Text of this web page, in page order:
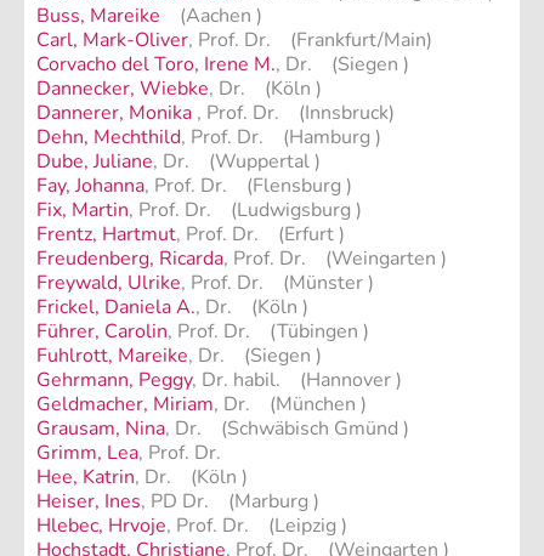
Buss, Mareike (Aachen )
Carl, Mark-Oliver, Prof. Dr. (Frankfurt/Main)
Corvacho del Toro, Irene M., Dr. (Siegen )
Dannecker, Wiebke, Dr. (Köln )
Dannerer, Monika , Prof. Dr. (Innsbruck)
Dehn, Mechthild, Prof. Dr. (Hamburg )
Dube, Juliane, Dr. (Wuppertal )
Fay, Johanna, Prof. Dr. (Flensburg )
Fix, Martin, Prof. Dr. (Ludwigsburg )
Frentz, Hartmut, Prof. Dr. (Erfurt )
Freudenberg, Ricarda, Prof. Dr. (Weingarten )
Freywald, Ulrike, Prof. Dr. (Münster )
Frickel, Daniela A., Dr. (Köln )
Führer, Carolin, Prof. Dr. (Tübingen )
Fuhlrott, Mareike, Dr. (Siegen )
Gehrmann, Peggy, Dr. habil. (Hannover )
Geldmacher, Miriam, Dr. (München )
Grausam, Nina, Dr. (Schwäbisch Gmünd )
Grimm, Lea, Prof. Dr.
Hee, Katrin, Dr. (Köln )
Heiser, Ines, PD Dr. (Marburg )
Hlebec, Hrvoje, Prof. Dr. (Leipzig )
Hochstadt, Christiane, Prof. Dr. (Weingarten )